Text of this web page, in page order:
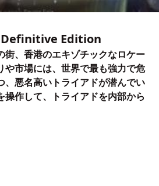
Edition
街、香港のエキゾチックなロケー
や市場には、世界で最も強力で危
、悪名高いトライアドが潜んでい
操作して、トライアドを内部から